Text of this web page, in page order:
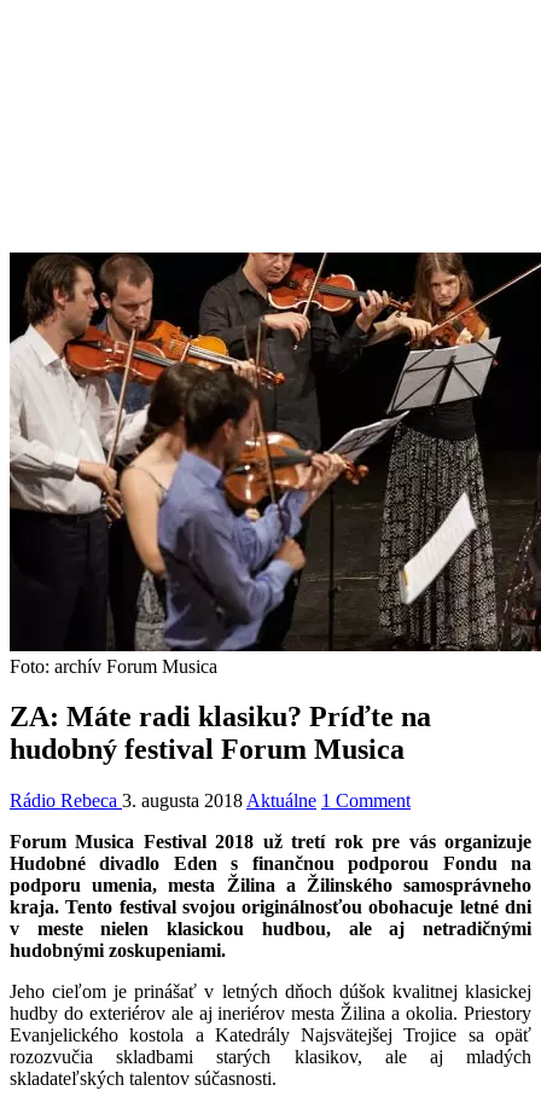
Foto: archív Forum Musica
ZA: Máte radi klasiku? Príďte na
hudobný festival Forum Musica
Rádio Rebeca 3. augusta 2018 Aktuálne 1 Comment
Forum Musica Festival 2018 už tretí rok pre vás organizuje
Hudobné divadlo Eden s finančnou podporou Fondu na
podporu umenia, mesta Žilina a Žilinského samosprávneho
kraja. Tento festival svojou originálnosťou obohacuje letné dni
v meste nielen klasickou hudbou, ale aj netradičnými
hudobnými zoskupeniami.
Jeho cieľom je prinášať v letných dňoch dúšok kvalitnej klasickej
hudby do exteriérov ale aj ineriérov mesta Žilina a okolia. Priestory
Evanjelického kostola a Katedrály Najsvätejšej Trojice sa opäť
rozozvučia skladbami starých klasikov, ale aj mladých
skladateľských talentov súčasnosti.